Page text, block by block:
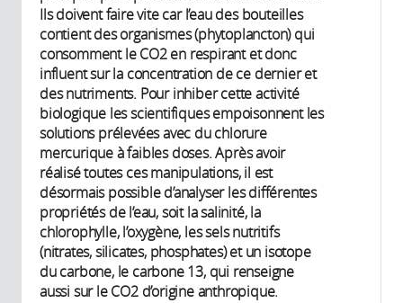
Ils doivent faire vite car l’eau des bouteilles
contient des organismes (phytoplancton) qui
consomment le CO2 en respirant et donc
influent sur la concentration de ce dernier et
des nutriments. Pour inhiber cette activité
biologique les scientifiques empoisonnent les
solutions prélevées avec du chlorure
mercurique à faibles doses. Après avoir
réalisé toutes ces manipulations, il est
désormais possible d’analyser les différentes
propriétés de l’eau, soit la salinité, la
chlorophylle, l’oxygène, les sels nutritifs
(nitrates, silicates, phosphates) et un isotope
du carbone, le carbone 13, qui renseigne
aussi sur le CO2 d’origine anthropique.